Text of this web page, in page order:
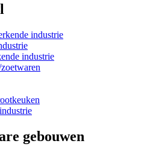
industrie
industrie
gebouwen